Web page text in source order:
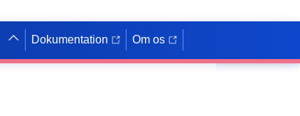
Dokumentation Om os